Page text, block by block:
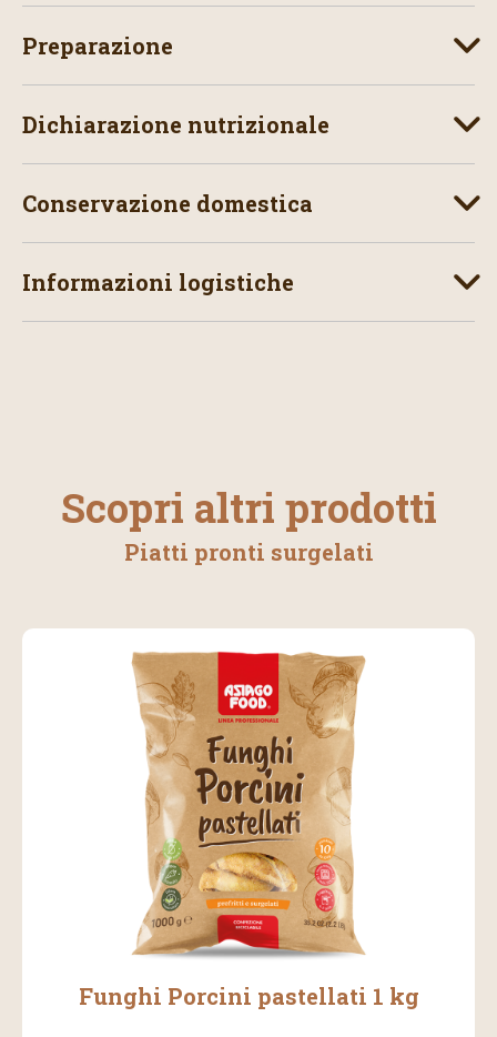
Preparazione
Dichiarazione nutrizionale
Conservazione domestica
Informazioni logistiche
Scopri altri prodotti
Piatti pronti surgelati
Funghi Porcini pastellati 1 kg